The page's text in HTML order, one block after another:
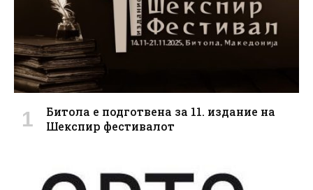
Битола е подготвена за 11. издание на
Шекспир фестивалот